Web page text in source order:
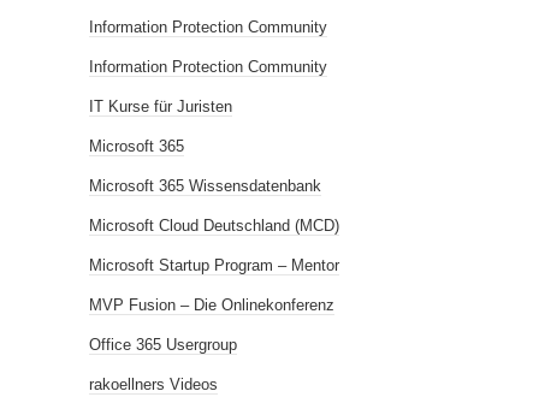
Information Protection Community
Information Protection Community
IT Kurse für Juristen
Microsoft 365
Microsoft 365 Wissensdatenbank
Microsoft Cloud Deutschland (MCD)
Microsoft Startup Program – Mentor
MVP Fusion – Die Onlinekonferenz
Office 365 Usergroup
rakoellners Videos